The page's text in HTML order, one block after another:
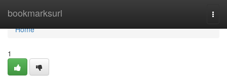
bookmarksurl
Home
Home
1